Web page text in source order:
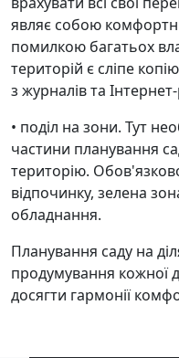
являє собою
помилкою багатьох
територій є сліпе
з журналів та
• поділ на зони. Тут
частини планування
територію.
відпочинку, зелена
обладнання.
Планування саду на
продумування кожної
досягти гармонії